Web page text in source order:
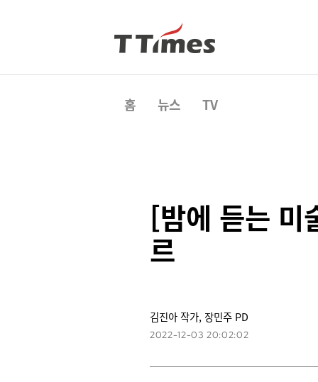
홈 뉴스 TV
[밤에 듣는 미
르
김진아 작가, 장민주 PD
2022-12-03 20:02:02